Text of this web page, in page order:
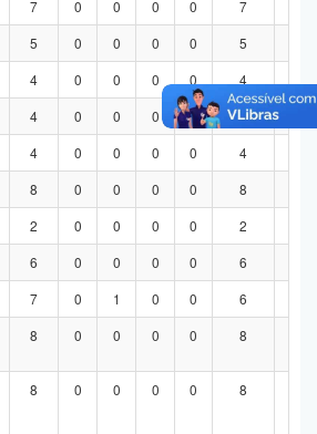
7 0 0 0 0 7
5 0 0 0 0 5
4 0 0 0 0 4
4 0 0 0 0 4
4 0 0 0 0 4
8 0 0 0 0 8
2 0 0 0 0 2
6 0 0 0 0 6
7 0 1 0 0 6
8 0 0 0 0 8
8 0 0 0 0 8